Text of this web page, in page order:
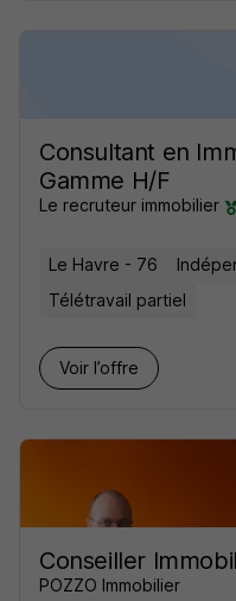
Consultant en
Gamme H/F
Le recruteur immobilier
Le Havre - 76
Télétravail partiel
Voir l’offre
Conseiller
POZZO Immobilier